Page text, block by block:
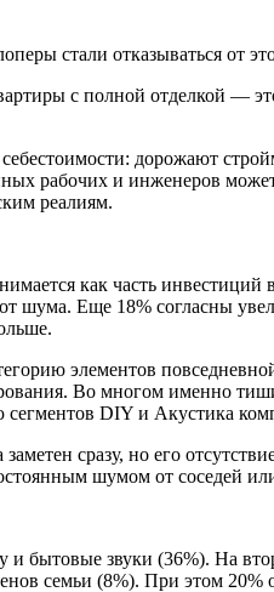
стали отказываться от
с полной отделкой —
дорожают
рабочих и инженеров
реалиям.
как часть
шума. Еще 18% согласны
элементов
Во многом именно
сегментов DIY и Акустика
сразу, но его
шумом от соседей
бытовые звуки (36%). На
семьи (8%). При этом